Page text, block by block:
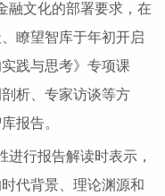
融文化的部署要求，在
瞭望智库于年初开启
践与思考》专项课
析、专家访谈等方
报告。
行报告解读时表示，
代背景、理论渊源和